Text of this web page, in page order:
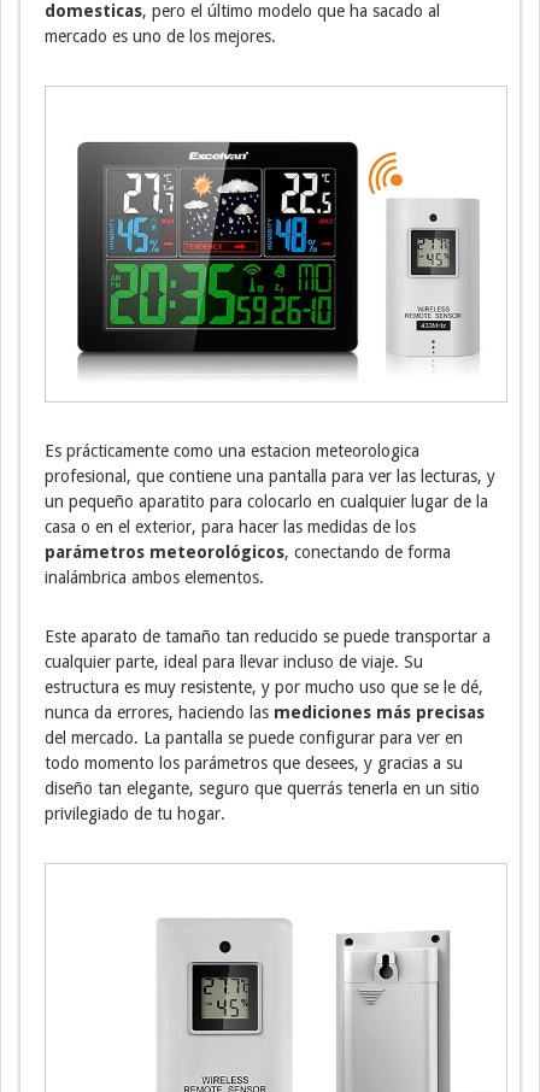
domesticas, pero el último modelo que ha sacado al
mercado es uno de los mejores.
Es prácticamente como una estacion meteorologica
profesional, que contiene una pantalla para ver las lecturas, y
un pequeño aparatito para colocarlo en cualquier lugar de la
casa o en el exterior, para hacer las medidas de los
parámetros meteorológicos, conectando de forma
inalámbrica ambos elementos.
Este aparato de tamaño tan reducido se puede transportar a
cualquier parte, ideal para llevar incluso de viaje. Su
estructura es muy resistente, y por mucho uso que se le dé,
nunca da errores, haciendo las mediciones más precisas
del mercado. La pantalla se puede configurar para ver en
todo momento los parámetros que desees, y gracias a su
diseño tan elegante, seguro que querrás tenerla en un sitio
privilegiado de tu hogar.